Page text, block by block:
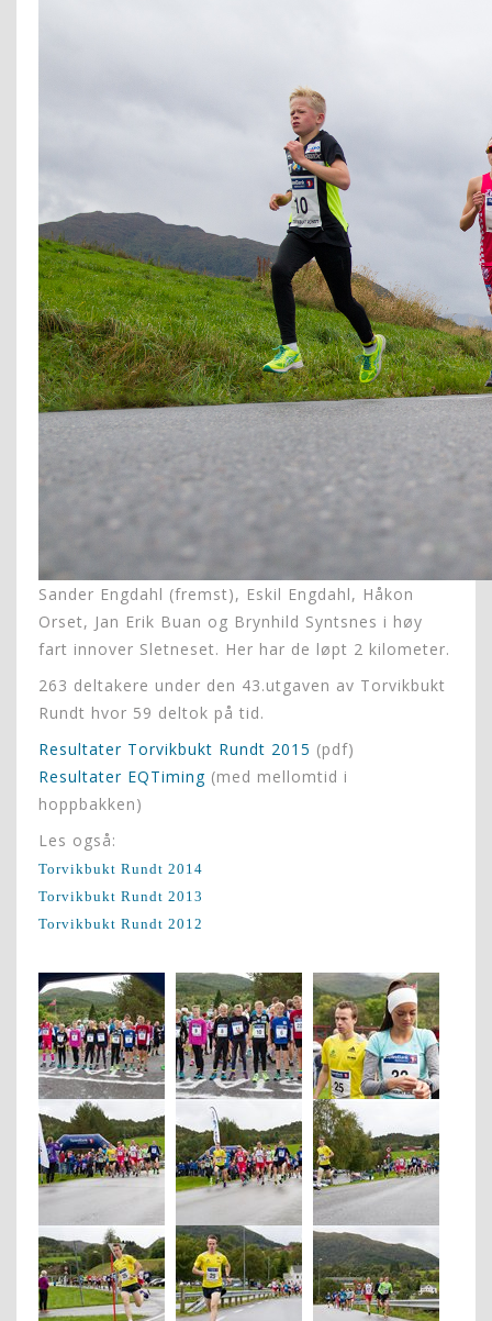
Sander Engdahl (fremst), Eskil Engdahl, Håkon
Orset, Jan Erik Buan og Brynhild Syntsnes i høy
fart innover Sletneset. Her har de løpt 2 kilometer.
263 deltakere under den 43.utgaven av Torvikbukt
Rundt hvor 59 deltok på tid.
Resultater Torvikbukt Rundt 2015 (pdf)
Resultater EQTiming (med mellomtid i
hoppbakken)
Les også:
Torvikbukt Rundt 2014
Torvikbukt Rundt 2013
Torvikbukt Rundt 2012